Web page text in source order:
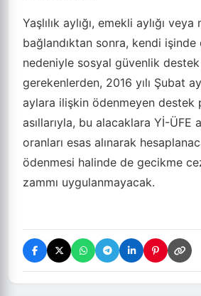
Yaşlılık aylığı, emekli aylığı veya
bağlandıktan sonra, kendi işinde
nedeniyle sosyal güvenlik
gerekenlerden, 2016 yılı Şubat
aylara ilişkin ödenmeyen destek
asıllarıyla, bu alacaklara Yİ-ÜFE
oranları esas alınarak
ödenmesi halinde de gecikme
zammı uygulanmayacak.